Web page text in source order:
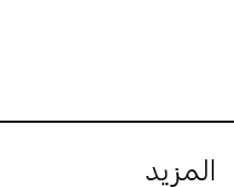
المزيد